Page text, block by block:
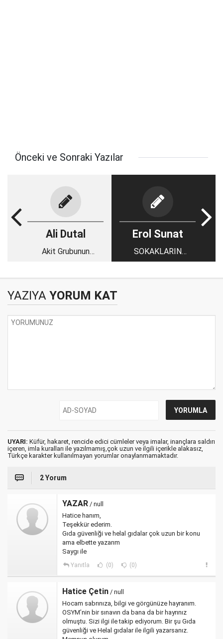
Önceki ve Sonraki Yazılar
Ali Dutal
Akit Grubunun
Erol Sunat
SOKAKLARIN
SESSİZLİĞİ Mİ, ÇOK
YAZIYA YORUM KAT
UYARI: Küfür, hakaret, rencide edici cümleler veya imalar, inançlara saldırı
içeren, imla kuralları ile yazılmamış,çok uzun ve ilgili içerikle alakasız,
Türkçe karakter kullanılmayan yorumlar onaylanmamaktadır.
2 Yorum
YAZAR / null
Hatice hanım,
Teşekkür ederim.
Gıda güvenliği ve helal gıdalar çok uzun bir konu
ama elbette yazarım
Saygı ile
Yanıtla (0) (0)
Hatice Çetin / null
Hocam sabrınıza, bilgi ve görgünüze hayranım.
OSYM’nin bir sınavın da bana da bir hayrınız
olmuştu. Sizi ilgi ile takip ediyorum. Bir şu Gıda
güvenliği ve Helal gıdalar ile ilgili yazarsanız.